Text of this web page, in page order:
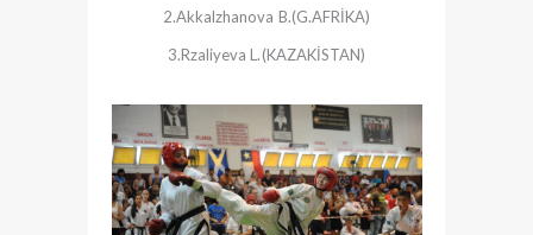
2.Akkalzhanova B.(G.AFRİKA)
3.Rzaliyeva L.(KAZAKİSTAN)